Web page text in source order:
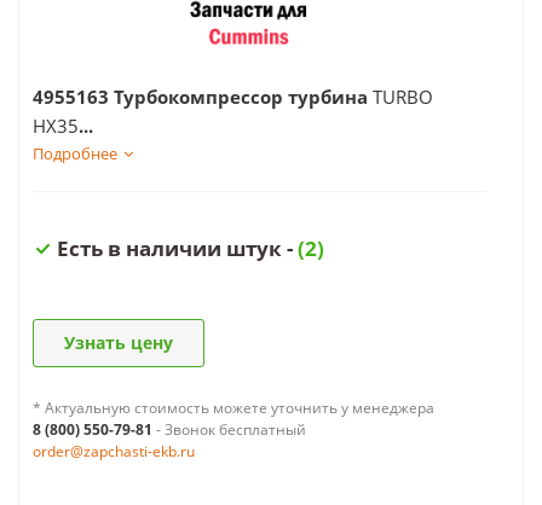
4955163 Турбокомпрессор турбина TURBO
HX35...
Подробнее
Есть в наличии штук -(2)
Узнать цену
* Актуальную стоимость можете уточнить у менеджера
8 (800) 550-79-81 - Звонок бесплатный
order@zapchasti-ekb.ru